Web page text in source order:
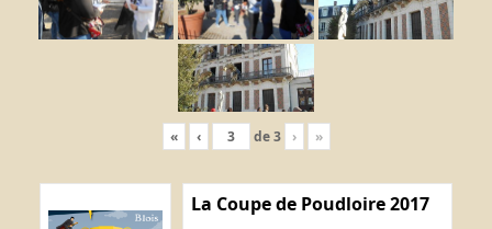
« ‹ de3 › »
La Coupe de Poudloire 2017